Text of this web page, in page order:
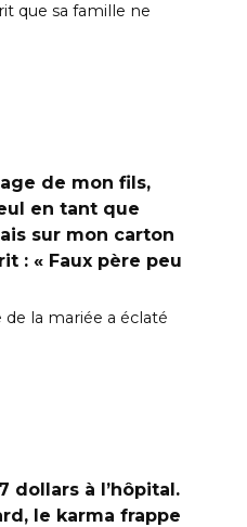
que sa famille ne
de mon fils,
en tant que
sur mon carton
: « Faux père peu
la mariée a éclaté
dollars à l’hôpital.
le karma frappe